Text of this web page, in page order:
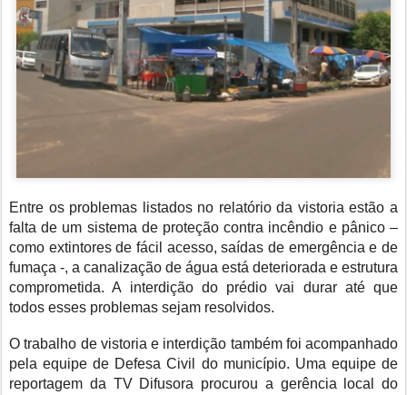
Entre os problemas listados no relatório da vistoria estão a
falta de um sistema de proteção contra incêndio e pânico –
como extintores de fácil acesso, saídas de emergência e de
fumaça -, a canalização de água está deteriorada e estrutura
comprometida. A interdição do prédio vai durar até que
todos esses problemas sejam resolvidos.
O trabalho de vistoria e interdição também foi acompanhado
pela equipe de Defesa Civil do município. Uma equipe de
reportagem da TV Difusora procurou a gerência local do